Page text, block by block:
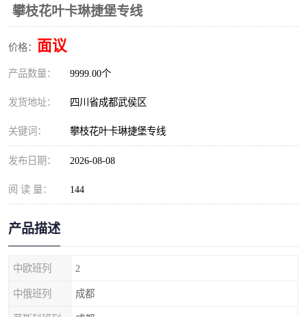
攀枝花叶卡琳捷堡专线
价格： 面议
产品数量： 9999.00个
发货地址： 四川省成都武侯区
关键词： 攀枝花叶卡琳捷堡专线
发布日期： 2026-08-08
阅 读 量： 144
产品描述
中欧班列 2
中俄班列 成都